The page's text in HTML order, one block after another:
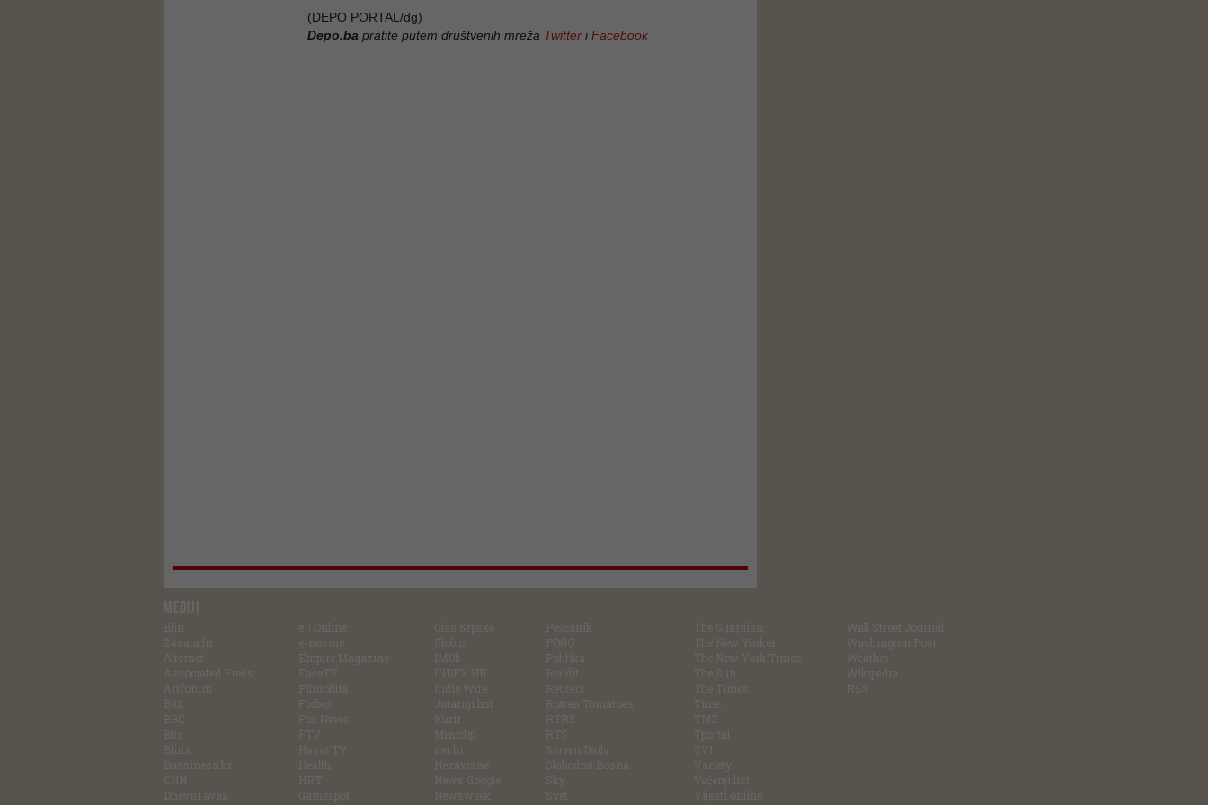
(DEPO PORTAL/dg)
Depo.ba pratite putem društvenih mreža Twitter iFacebook
MEDIJI
Blin
24sata.hr
Alternet
Associated Press
Artforum
B92
BBC
Blic
Blinx
Bussiness.hr
CNN
Dnevni avaz
e-! Online
e-novine
Empire Magazine
FaceTV
Filmofilia
Forbes
Fox News
FTV
Hayat TV
Health
HRT
Gamespot
Glas Srpske
Globus
IMDb
INDEX.HR
Indie Wire
Jutarnji list
Kurir
Miniclip
net.hr
Nezavisne
News Google
Newsweek
Pešćanik
POGO
Politika
Reddit
Reuters
Rotten Tomatoes
RTRS
RTS
Screen Daily
Slobodna Bosna
Sky
Svet
The Guardian
The New Yorker
The New York Times
The Sun
The Times
Time
TMZ
Tportal
TV1
Variety
Večenji list
Vijesti online
Wall Street Journal
Washington Post
Weather
Wikipedia
RSS